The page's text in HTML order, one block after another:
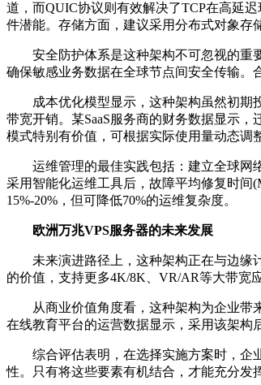
道，而QUIC协议则有效解决了TCP在高延迟
件潜能。存储方面，建议采用分布式对象存
安全防护体系是这种架构不可忽视的重
确保敏感业务数据在全球节点间安全传输。
成本优化模型显示，这种架构虽然初
带宽开销。某SaaS服务商的财务数据显示，
模式特别有价值，可根据实际使用量动态调
运维管理的最佳实践包括：建立全球网
采用智能化运维工具后，故障平均修复时间
15%-20% ，但可降低70%的运维复杂度。
欧洲万兆VPS服务器的未来发展
未来演进路径上，这种架构正在与边缘
的价值，支持更多4K/8K VR/AR等大带宽
从商业价值角度看，这种架构为企业
在线教育平台的运营数据显示，采用该架构
综合评估表明，在选择实施方案时，企
性。只有将这些要素有机结合，才能充分发